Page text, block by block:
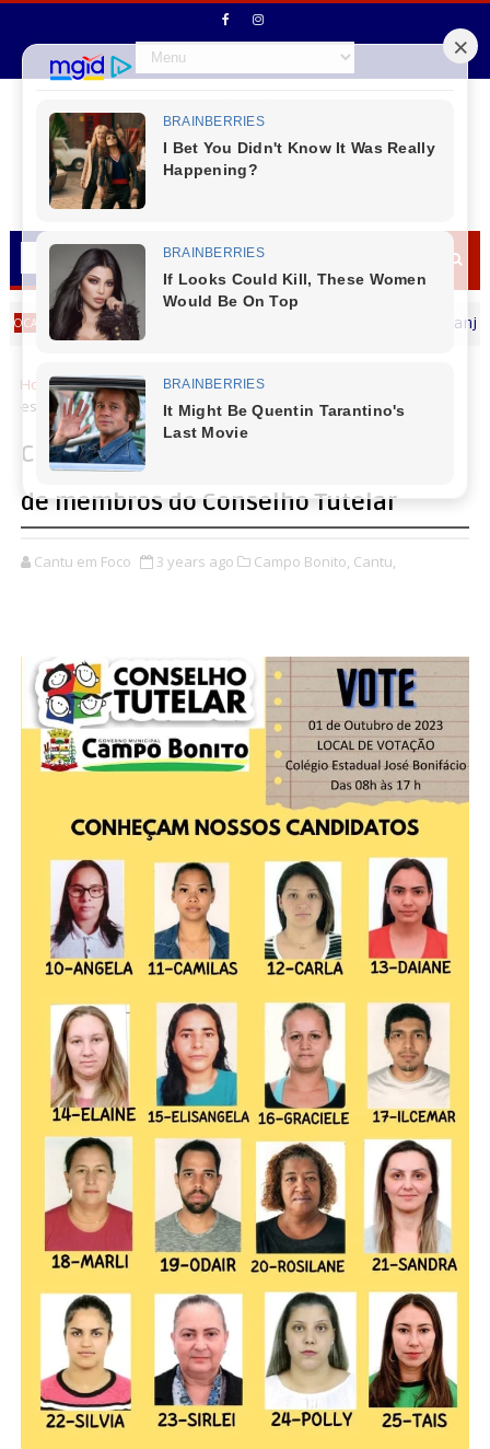
Acidente entre carro e motocicleta é registrado em Laranjeiras do
Home Campo Bonito Cantu
Campo Bonito - Eleição para
escolha de membros do Conselho Tutelar
Campo Bonito - Eleição para escolha
de membros do Conselho Tutelar
Cantu em Foco 3 years ago Campo Bonito, Cantu,